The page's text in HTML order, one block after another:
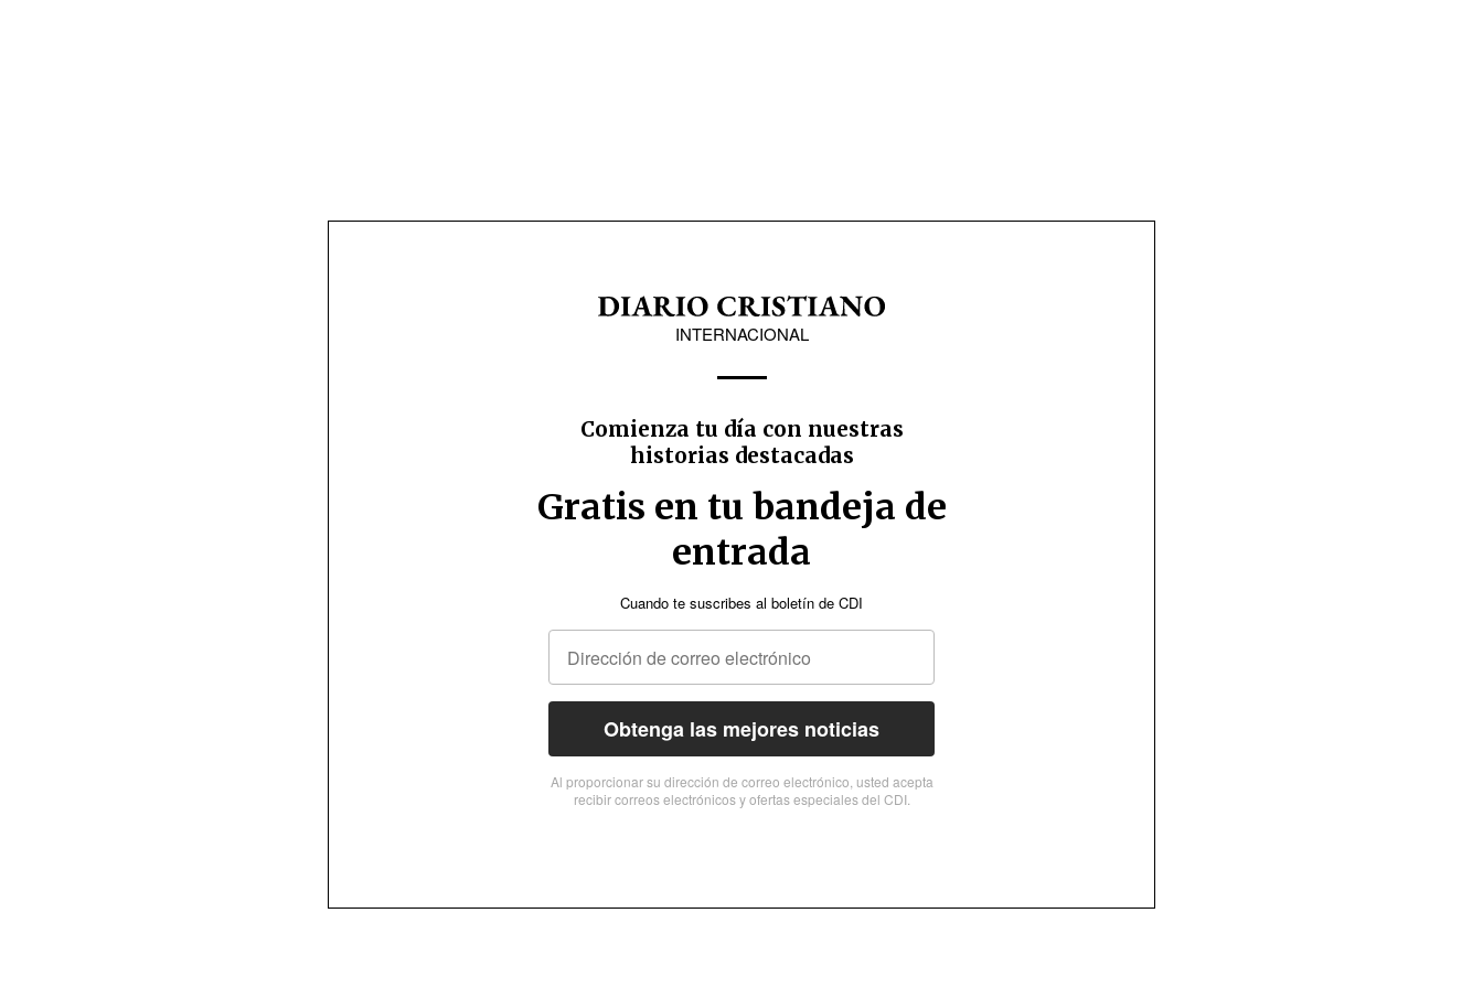
INTERNACIONAL
Comienza tu día con nuestras
historias destacadas
Gratis en tu bandeja de
entrada
Cuando te suscribes al boletín de CDI
Obtenga las mejores noticias
Al proporcionar su dirección de correo electrónico, usted acepta
recibir correos electrónicos y ofertas especiales del CDI.